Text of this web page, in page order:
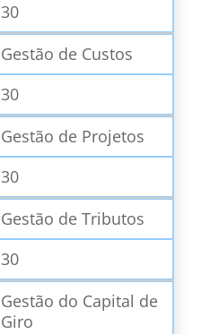
30
Gestão de Custos
30
Gestão de Projetos
30
Gestão de Tributos
30
Gestão do Capital de
Giro